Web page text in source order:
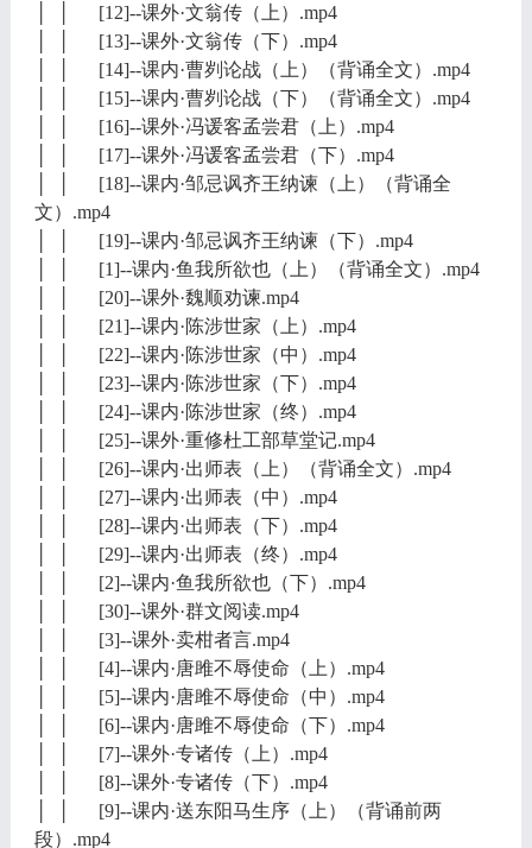
│ │ [12]--课外·文翁传（上）.mp4
│ │ [13]--课外·文翁传（下）.mp4
│ │ [14]--课内·曹刿论战（上）（背诵全文）.mp4
│ │ [15]--课内·曹刿论战（下）（背诵全文）.mp4
│ │ [16]--课外·冯谖客孟尝君（上）.mp4
│ │ [17]--课外·冯谖客孟尝君（下）.mp4
│ │ [18]--课内·邹忌讽齐王纳谏（上）（背诵全
文）.mp4
│ │ [19]--课内·邹忌讽齐王纳谏（下）.mp4
│ │ [1]--课内·鱼我所欲也（上）（背诵全文）.mp4
│ │ [20]--课外·魏顺劝谏.mp4
│ │ [21]--课内·陈涉世家（上）.mp4
│ │ [22]--课内·陈涉世家（中）.mp4
│ │ [23]--课内·陈涉世家（下）.mp4
│ │ [24]--课内·陈涉世家（终）.mp4
│ │ [25]--课外·重修杜工部草堂记.mp4
│ │ [26]--课内·出师表（上）（背诵全文）.mp4
│ │ [27]--课内·出师表（中）.mp4
│ │ [28]--课内·出师表（下）.mp4
│ │ [29]--课内·出师表（终）.mp4
│ │ [2]--课内·鱼我所欲也（下）.mp4
│ │ [30]--课外·群文阅读.mp4
│ │ [3]--课外·卖柑者言.mp4
│ │ [4]--课内·唐雎不辱使命（上）.mp4
│ │ [5]--课内·唐雎不辱使命（中）.mp4
│ │ [6]--课内·唐雎不辱使命（下）.mp4
│ │ [7]--课外·专诸传（上）.mp4
│ │ [8]--课外·专诸传（下）.mp4
│ │ [9]--课内·送东阳马生序（上）（背诵前两
段）.mp4